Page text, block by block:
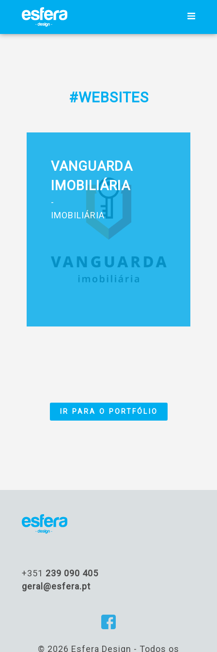
#WEBSITES
VANGUARDA
IMOBILIÁRIA
-
IMOBILIÁRIA
IR PARA O PORTFÓLIO
+351 239 090 405
geral@esfera.pt
© 2026 Esfera Design - Todos os